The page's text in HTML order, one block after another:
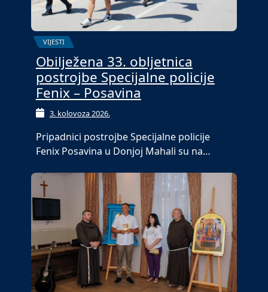
VIJESTI
Obilježena 33. obljetnica
postrojbe Specijalne policije
Fenix – Posavina
3. kolovoza 2026.
Pripadnici postrojbe Specijalne policije
Fenix Posavina u Donjoj Mahali su na…